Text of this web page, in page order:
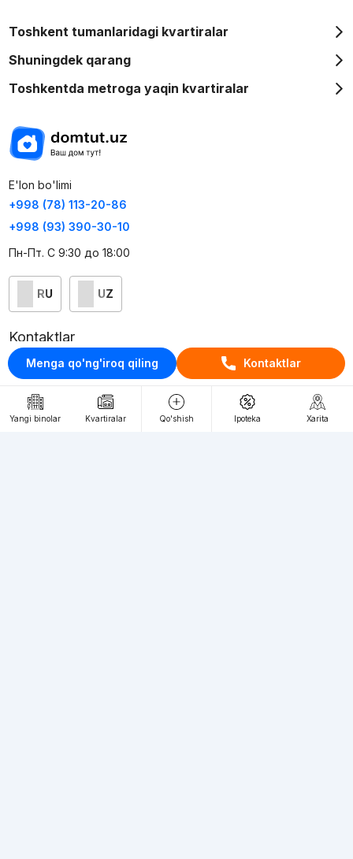
Menga qo'ng'iroq qiling Kontaktlar
Yangi binolar Kvartiralar Qo'shish Ipoteka Xarita
Toshkent tumanlaridagi kvartiralar
Shuningdek qarang
Toshkentda metroga yaqin kvartiralar
E'lon bo'limi
+998 (78) 113-20-86
+998 (93) 390-30-10
Пн-Пт. С 9:30 до 18:00
RU UZ
Kontaktlar
loyiha haqida
Webnow © loyihasi
Foydalanish shartlari